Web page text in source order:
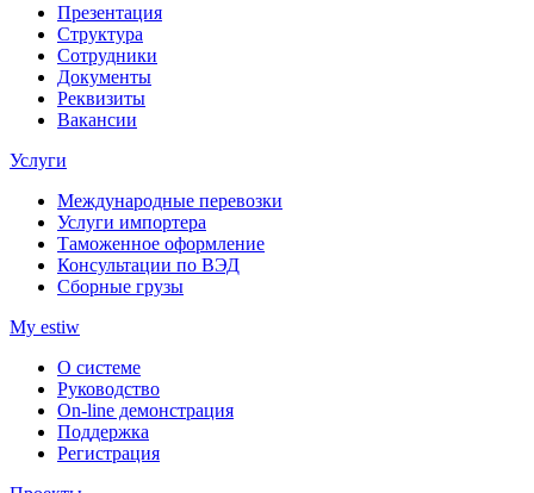
Презентация
Структура
Сотрудники
Документы
Реквизиты
Вакансии
Услуги
Международные перевозки
Услуги импортера
Таможенное оформление
Консультации по ВЭД
Сборные грузы
My estiw
О системе
Руководство
On-line демонстрация
Поддержка
Регистрация